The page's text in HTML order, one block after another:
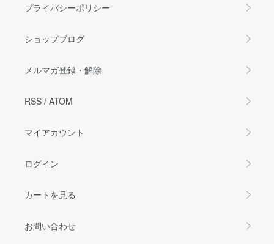
プライバシーポリシー
ショップブログ
メルマガ登録・解除
RSS / ATOM
マイアカウント
ログイン
カートを見る
お問い合わせ